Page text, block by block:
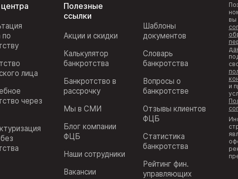
по
лица
через
Полезные
ссылки
Акции и скидки
Калькулятор
банкротства
Банкротство в
рассрочку
Мы в СМИ
Блог компании
ФЦБ
Наши сотрудники
Вакансии
Шаблоны
документов
Словарь
банкротства
Вопросы о
банкротстве
Отзывы клиентов
ФЦБ
Статистика
банкротства
Рейтинг фин.
управляющих
вы
и